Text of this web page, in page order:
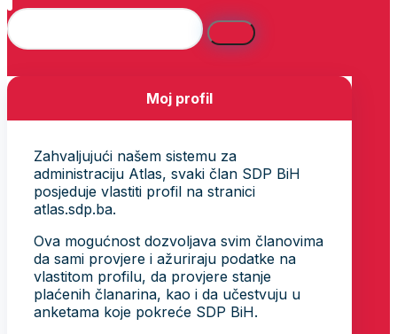
Moj profil
Zahvaljujući našem sistemu za
administraciju Atlas, svaki član SDP BiH
posjeduje vlastiti profil na stranici
atlas.sdp.ba.
Ova mogućnost dozvoljava svim članovima
da sami provjere i ažuriraju podatke na
vlastitom profilu, da provjere stanje
plaćenih članarina, kao i da učestvuju u
anketama koje pokreće SDP BiH.